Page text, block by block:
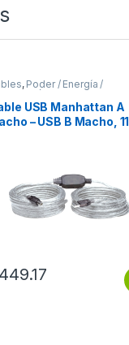
, Poder / Energía /
USB Manhattan A
– USB B Macho, 11
449.17